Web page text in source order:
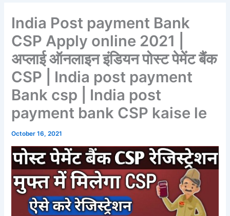
India Post payment Bank
CSP Apply online 2021 |
अप्लाई ऑनलाइन इंडियन पोस्ट पेमेंट बैंक
CSP | India post payment
Bank csp | India post
payment bank CSP kaise le
October 16, 2021